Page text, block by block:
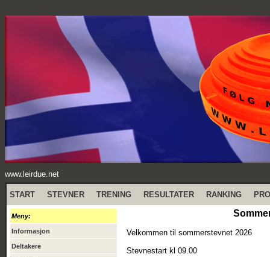
www.leirdue.net
START STEVNER TRENING RESULTATER RANKING
Meny:
Informasjon
Deltakere
Velkommen til sommerstevnet 2026
Stevnestart kl 09.00